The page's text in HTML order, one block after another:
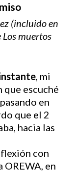
(incluido en
muertos
, mi
que escuché
en
que el 2
hacia las
con
OREWA, en